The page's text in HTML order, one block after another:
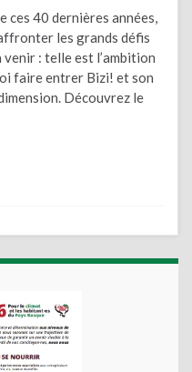
ces 40 dernières années,
les grands défis
venir : telle est l’ambition
faire entrer Bizi! et son
Découvrez le